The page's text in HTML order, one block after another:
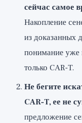
сейчас самое
Накопление
из доказанных
понимание уже
только CAR-T.
Не бегите
CAR-T, ее не
предложение